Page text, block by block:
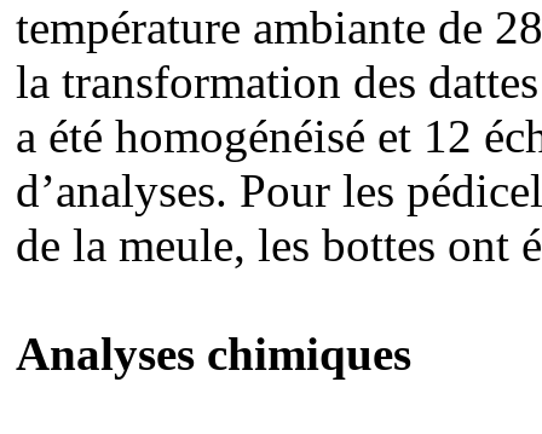
température ambiante de
la transformation des
a été homogénéisé et 12
d’analyses. Pour les
de la meule, les bottes
Analyses chimiques